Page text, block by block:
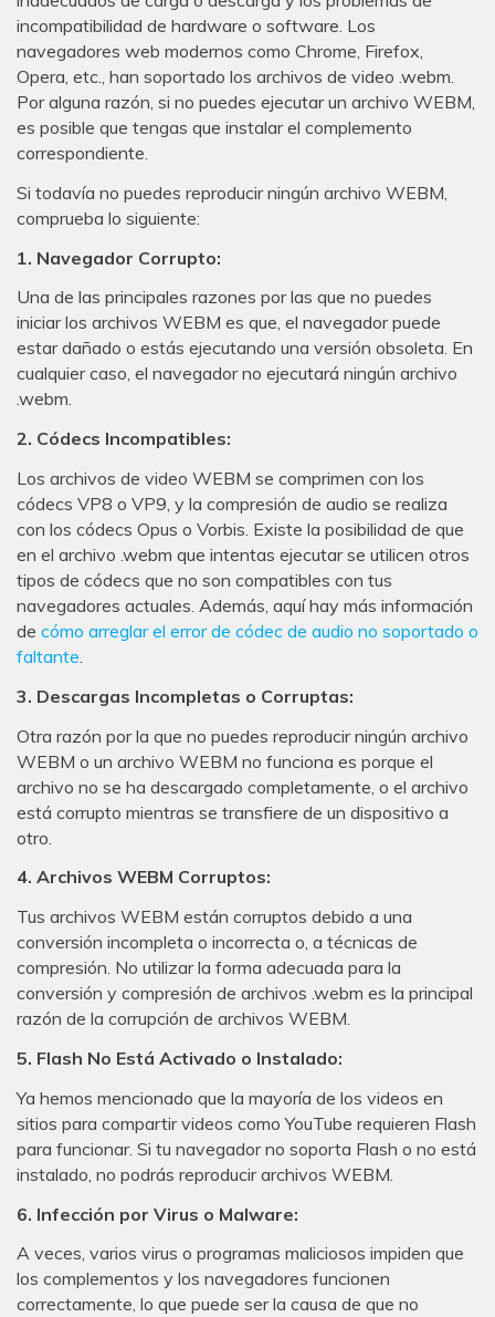
incompatibilidad de hardware o software. Los
navegadores web modernos como Chrome, Firefox,
Opera, etc., han soportado los archivos de video .webm.
Por alguna razón, si no puedes ejecutar un archivo WEBM,
es posible que tengas que instalar el complemento
correspondiente.
Si todavía no puedes reproducir ningún archivo WEBM,
comprueba lo siguiente:
1. Navegador Corrupto:
Una de las principales razones por las que no puedes
iniciar los archivos WEBM es que, el navegador puede
estar dañado o estás ejecutando una versión obsoleta. En
cualquier caso, el navegador no ejecutará ningún archivo
.webm.
2. Códecs Incompatibles:
Los archivos de video WEBM se comprimen con los
códecs VP8 o VP9, y la compresión de audio se realiza
con los códecs Opus o Vorbis. Existe la posibilidad de que
en el archivo .webm que intentas ejecutar se utilicen otros
tipos de códecs que no son compatibles con tus
navegadores actuales. Además, aquí hay más información
de cómo arreglar el error de códec de audio no soportado o
faltante
3. Descargas Incompletas o Corruptas:
Otra razón por la que no puedes reproducir ningún archivo
WEBM o un archivo WEBM no funciona es porque el
archivo no se ha descargado completamente, o el archivo
está corrupto mientras se transfiere de un dispositivo a
otro.
4. Archivos WEBM Corruptos:
Tus archivos WEBM están corruptos debido a una
conversión incompleta o incorrecta o, a técnicas de
compresión. No utilizar la forma adecuada para la
conversión y compresión de archivos .webm es la principal
razón de la corrupción de archivos WEBM.
5. Flash No Está Activado o Instalado:
Ya hemos mencionado que la mayoría de los videos en
sitios para compartir videos como YouTube requieren Flash
para funcionar. Si tu navegador no soporta Flash o no está
instalado, no podrás reproducir archivos WEBM.
6. Infección por Virus o Malware:
A veces, varios virus o programas maliciosos impiden que
los complementos y los navegadores funcionen
correctamente, lo que puede ser la causa de que no